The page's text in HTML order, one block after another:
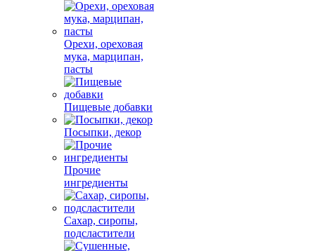
Орехи, ореховая
мука, марципан,
пасты
Пищевые добавки
Посыпки, декор
Прочие
ингредиенты
Сахар, сиропы,
подсластители